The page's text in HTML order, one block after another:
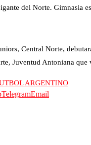
del Norte. Gimnasia
Central Norte,
Juventud Antoniana
ARGENTINO
TelegramEmail